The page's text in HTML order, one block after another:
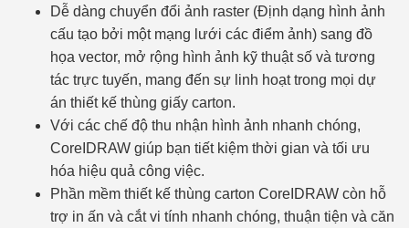
Dễ dàng chuyển đổi ảnh raster (Định dạng hình ảnh
cấu tạo bởi một mạng lưới các điểm ảnh) sang đồ
họa vector, mở rộng hình ảnh kỹ thuật số và tương
tác trực tuyến, mang đến sự linh hoạt trong mọi dự
án thiết kế thùng giấy carton.
Với các chế độ thu nhận hình ảnh nhanh chóng,
CoreIDRAW giúp bạn tiết kiệm thời gian và tối ưu
hóa hiệu quả công việc.
Phần mềm thiết kế thùng carton CoreIDRAW còn hỗ
trợ in ấn và cắt vi tính nhanh chóng, thuận tiện và căn